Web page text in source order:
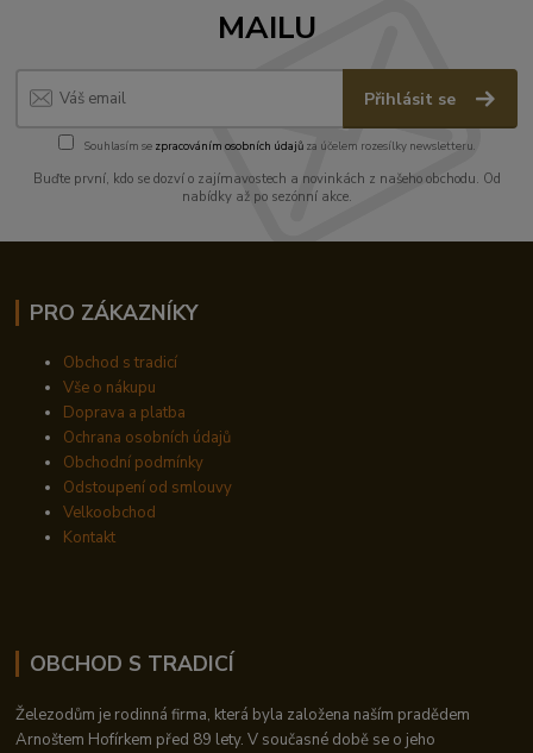
MAILU
Přihlásit se
Souhlasím se zpracováním osobních údajůza účelem rozesílky newsletteru.
Buďte první, kdo se dozví o zajímavostech a novinkách z našeho obchodu. Od
nabídky až po sezónní akce.
PRO ZÁKAZNÍKY
Obchod s tradicí
Vše o nákupu
Doprava a platba
Ochrana osobních údajů
Obchodní podmínky
Odstoupení od smlouvy
Velkoobchod
Kontakt
OBCHOD S TRADICÍ
Železodům je rodinná firma, která byla založena naším pradědem
Arnoštem Hofírkem před 89 lety. V současné době se o jeho